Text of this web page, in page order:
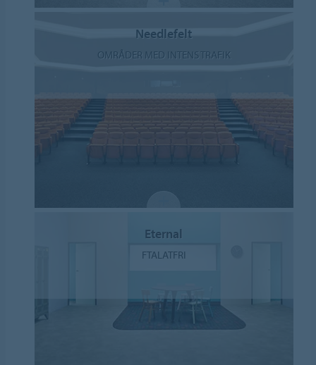
Needlefelt
OMRÅDER MED INTENS TRAFIK
Eternal
FTALATFRI